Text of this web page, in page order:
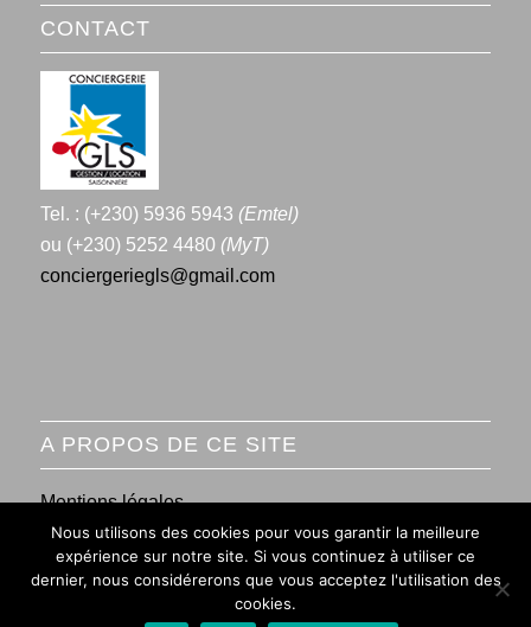
CONTACT
Tel. : (+230) 5936 5943 (Emtel)
ou (+230) 5252 4480 (MyT)
conciergeriegls@gmail.com
A PROPOS DE CE SITE
Mentions légales
Conditions générales de vente
Nous utilisons des cookies pour vous garantir la meilleure
expérience sur notre site. Si vous continuez à utiliser ce
dernier, nous considérerons que vous acceptez l'utilisation des
cookies.